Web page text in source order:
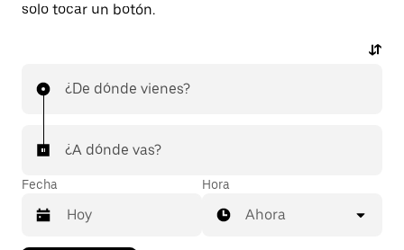
solo tocar un botón.
¿De dónde vienes?
¿A dónde vas?
Fecha Hora
Ahora